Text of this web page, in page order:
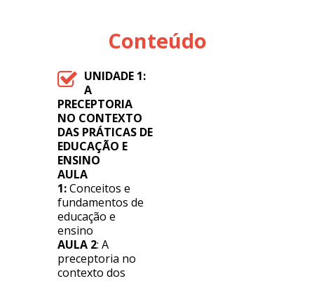
Conteúdo
UNIDADE 1:
A
PRECEPTORIA
NO CONTEXTO
DAS PRÁTICAS DE
EDUCAÇÃO E
ENSINO
AULA
1:Conceitos e
fundamentos de
educação e
ensino
AULA 2: A
preceptoria no
contexto dos